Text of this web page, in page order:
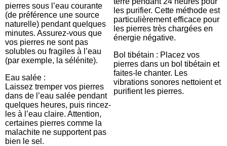
pierres sous l’eau courante
(de préférence une source
naturelle) pendant quelques
minutes. Assurez-vous que
vos pierres ne sont pas
solubles ou fragiles à l’eau
(par exemple, la sélénite).
Eau salée :
Laissez tremper vos pierres
dans de l’eau salée pendant
quelques heures, puis rincez-
les à l’eau claire. Attention,
certaines pierres comme la
malachite ne supportent pas
bien le sel.
les purifier. Cette méthode est
particulièrement efficace pour
les pierres très chargées en
énergie négative.
Bol tibétain : Placez vos
pierres dans un bol tibétain et
faites-le chanter. Les
vibrations sonores nettoient et
purifient les pierres.